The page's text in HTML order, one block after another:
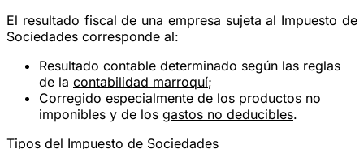
El resultado fiscal de una empresa sujeta al Impuesto de
Sociedades corresponde al:
Resultado contable determinado según las reglas
de la contabilidad marroquí;
Corregido especialmente de los productos no
imponibles y de los gastos no deducibles.
Tipos del Impuesto de Sociedades